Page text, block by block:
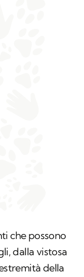
che possono
dalla vistosa
della